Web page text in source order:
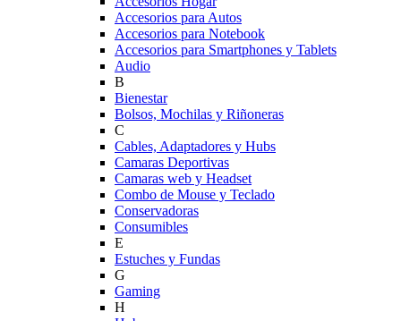
Accesorios para Autos
Accesorios para Notebook
Accesorios para Smartphones y Tablets
Audio
B
Bienestar
Bolsos, Mochilas y Riñoneras
C
Cables, Adaptadores y Hubs
Camaras Deportivas
Camaras web y Headset
Combo de Mouse y Teclado
Conservadoras
Consumibles
E
Estuches y Fundas
G
Gaming
H